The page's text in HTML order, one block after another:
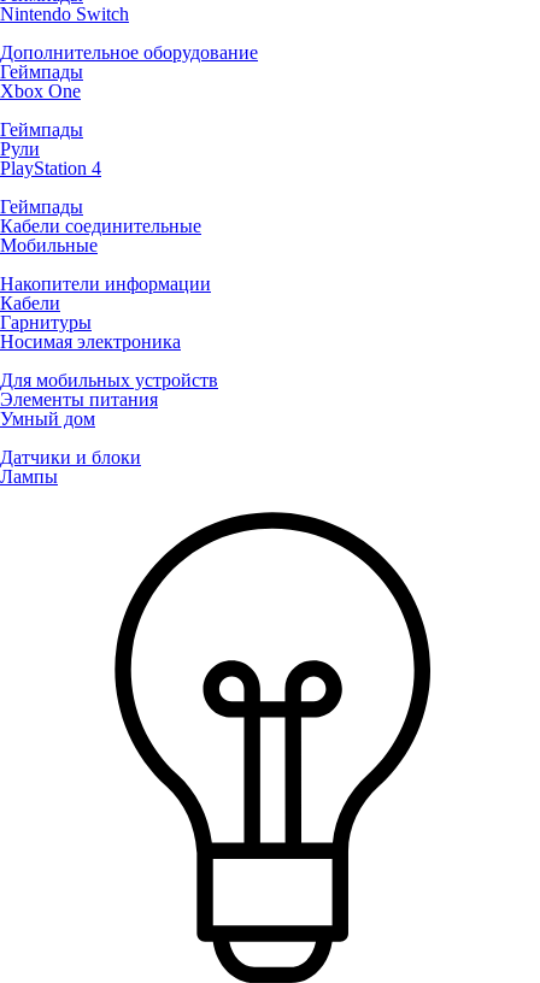
Nintendo Switch
Дополнительное оборудование
Геймпады
Xbox One
Геймпады
Рули
PlayStation 4
Геймпады
Кабели соединительные
Мобильные
Накопители информации
Кабели
Гарнитуры
Носимая электроника
Для мобильных устройств
Элементы питания
Умный дом
Датчики и блоки
Лампы